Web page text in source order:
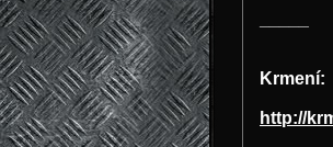
Krmení:
http://